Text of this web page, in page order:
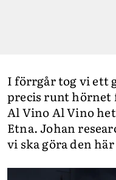
I förrgår tog vi ett
precis runt hörnet
Al Vino Al Vino
Etna. Johan
vi ska göra den